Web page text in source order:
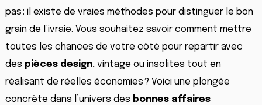
pas : il existe de vraies méthodes pour distinguer le bon
grain de l’ivraie. Vous souhaitez savoir comment mettre
toutes les chances de votre côté pour repartir avec
des pièces design, vintage ou insolites tout en
réalisant de réelles économies ? Voici une plongée
concrète dans l’univers des bonnes affaires